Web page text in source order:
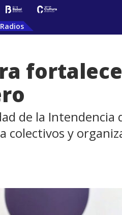
Radios
de la Intendencia
colectivos y